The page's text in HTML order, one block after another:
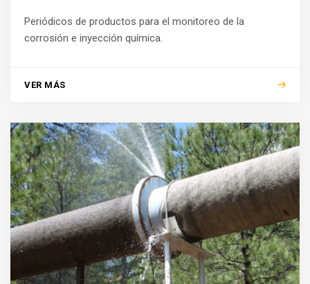
Periódicos de productos para el monitoreo de la
corrosión e inyección química.
VER MÁS